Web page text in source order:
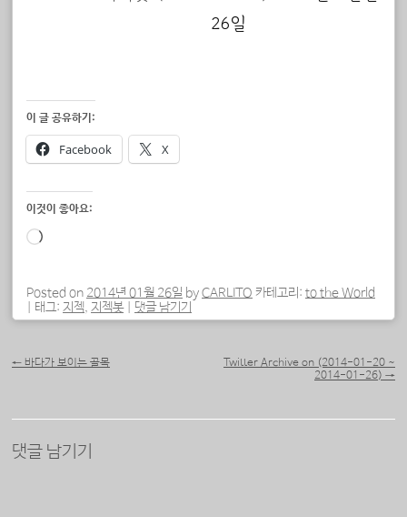
26일
이 글 공유하기:
Facebook X
이것이 좋아요:
로
중...
Posted on 2014년 01월 26일 byCARLITO 카테고리: to the World
태그: 지젝, 지젝봇 댓글 남기기
← 바다가 보이는 골목
Twitter Archive on (2014-01-20 ~
2014-01-26) →
댓글 남기기